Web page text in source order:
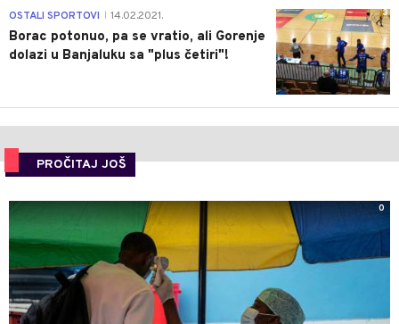
3
OSTALI SPORTOVI 14.02.2021.
Borac potonuo, pa se vratio, ali Gorenje
dolazi u Banjaluku sa "plus četiri"!
PROČITAJ JOŠ
0